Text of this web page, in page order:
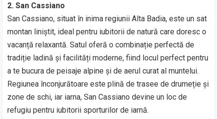
2. San Cassiano
San Cassiano, situat în inima regiunii Alta Badia, este un sat
montan liniștit, ideal pentru iubitorii de natură care doresc o
vacanță relaxantă. Satul oferă o combinație perfectă de
tradiție ladină și facilități moderne, fiind locul perfect pentru
a te bucura de peisaje alpine și de aerul curat al muntelui.
Regiunea înconjurătoare este plină de trasee de drumeție și
zone de schi, iar iarna, San Cassiano devine un loc de
refugiu pentru iubitorii sporturilor de iarnă.